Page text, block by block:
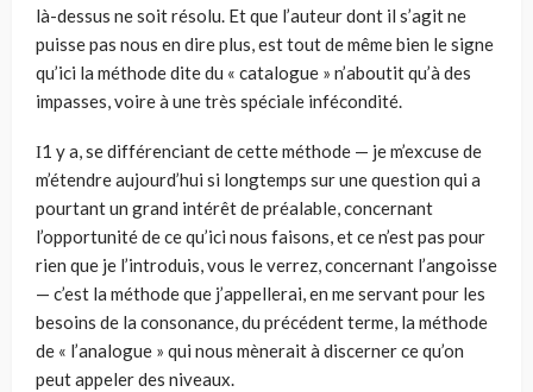
là-dessus ne soit résolu. Et que l’auteur dont il s’agit ne
puisse pas nous en dire plus, est tout de même bien le signe
qu’ici la méthode dite du « catalogue » n’aboutit qu’à des
impasses, voire à une très spéciale infécondité.
Ι1 y a, se différenciant de cette méthode — je m’excuse de
m’étendre aujourd’hui si longtemps sur une question qui a
pourtant un grand intérêt de préalable, concernant
l’opportunité de ce qu’ici nous faisons, et ce n’est pas pour
rien que je l’introduis, vous le verrez, concernant l’angoisse
— c’est la méthode que j’appellerai, en me servant pour les
besoins de la consonance, du précédent terme, la méthode
de « l’analogue » qui nous mènerait à discerner ce qu’on
peut appeler des niveaux.